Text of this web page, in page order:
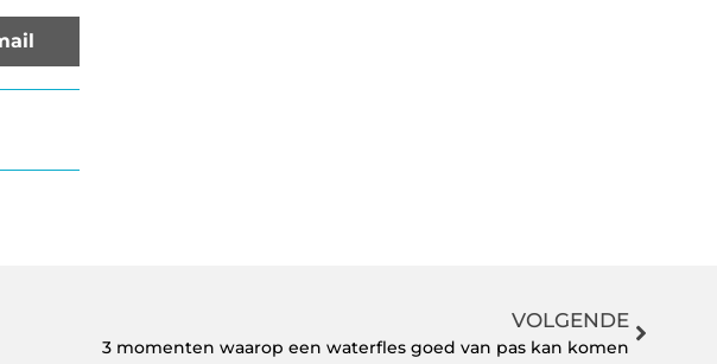
VOLGENDE
3 momenten waarop een waterfles goed van pas kan komen